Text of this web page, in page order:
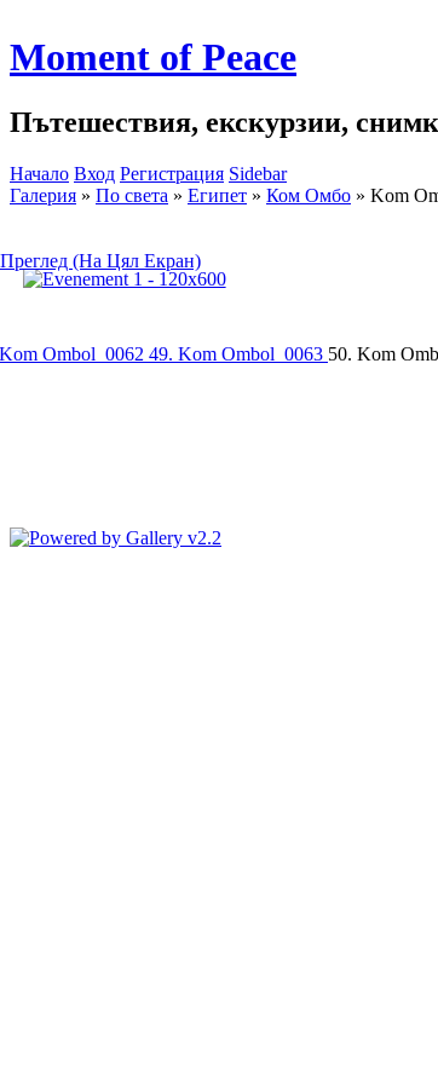
Moment of Peace
Пътешествия, екскурзии,
Начало Вход Регистрация Sidebar
Галерия » По света » Египет » Ком Омбо » Kom
Преглед (На Цял Екран)
Ombol_0062 49. Kom Ombol_0063 50. Kom